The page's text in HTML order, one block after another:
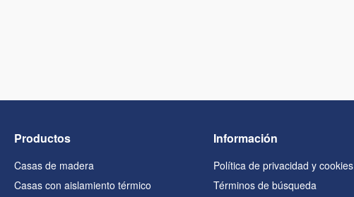
Información
Política de privacidad y cookies
Términos de búsqueda
Productos
Casas de madera
Casas con aislamiento térmico